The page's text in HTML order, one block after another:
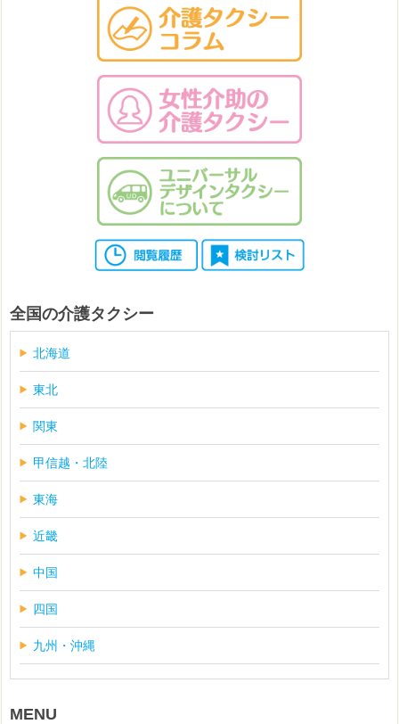
全国の介護タクシー
北海道
東北
関東
甲信越・北陸
東海
近畿
中国
四国
九州・沖縄
MENU